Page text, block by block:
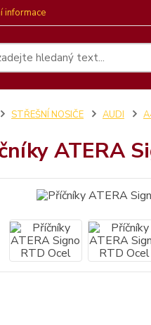
informace
STŘEŠNÍ NOSIČE AUDI
ATERA